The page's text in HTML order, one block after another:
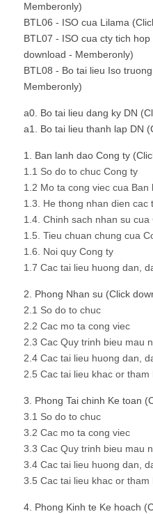
Memberonly)
BTL06 - ISO cua Lilama
BTL07 - ISO cua cty tich
download - Memberonly)
BTL08 - Bo tai lieu Iso
Memberonly)
a0. Bo tai lieu dang ky DN
a1. Bo tai lieu thanh lap DN
1. Ban lanh dao Cong ty
1.1 So do to chuc Cong ty
1.2 Mo ta cong viec cua Ban
1.3. He thong nhan dien cac
1.4. Chinh sach nhan su cua
1.5. Tieu chuan chung cua
1.6. Noi quy Cong ty
1.7 Cac tai lieu huong dan,
2. Phong Nhan su (Click
2.1 So do to chuc
2.2 Cac mo ta cong viec
2.3 Cac Quy trinh bieu mau
2.4 Cac tai lieu huong dan,
2.5 Cac tai lieu khac or tham
3. Phong Tai chinh Ke toan
3.1 So do to chuc
3.2 Cac mo ta cong viec
3.3 Cac Quy trinh bieu mau
3.4 Cac tai lieu huong dan,
3.5 Cac tai lieu khac or tham
4. Phong Kinh te Ke hoach